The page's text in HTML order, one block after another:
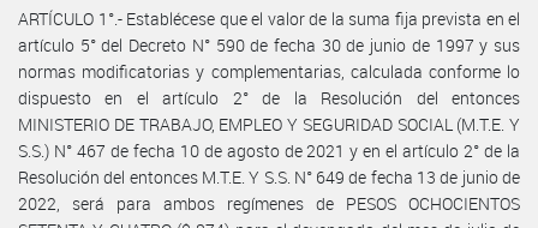
ARTÍCULO 1°.- Establécese que el valor de la suma fija prevista en el
artículo 5° del Decreto N° 590 de fecha 30 de junio de 1997 y sus
normas modificatorias y complementarias, calculada conforme lo
dispuesto en el artículo 2° de la Resolución del entonces
MINISTERIO DE TRABAJO, EMPLEO Y SEGURIDAD SOCIAL (M.T.E. Y
S.S.) N° 467 de fecha 10 de agosto de 2021 y en el artículo 2° de la
Resolución del entonces M.T.E. Y S.S. N° 649 de fecha 13 de junio de
2022, será para ambos regímenes de PESOS OCHOCIENTOS